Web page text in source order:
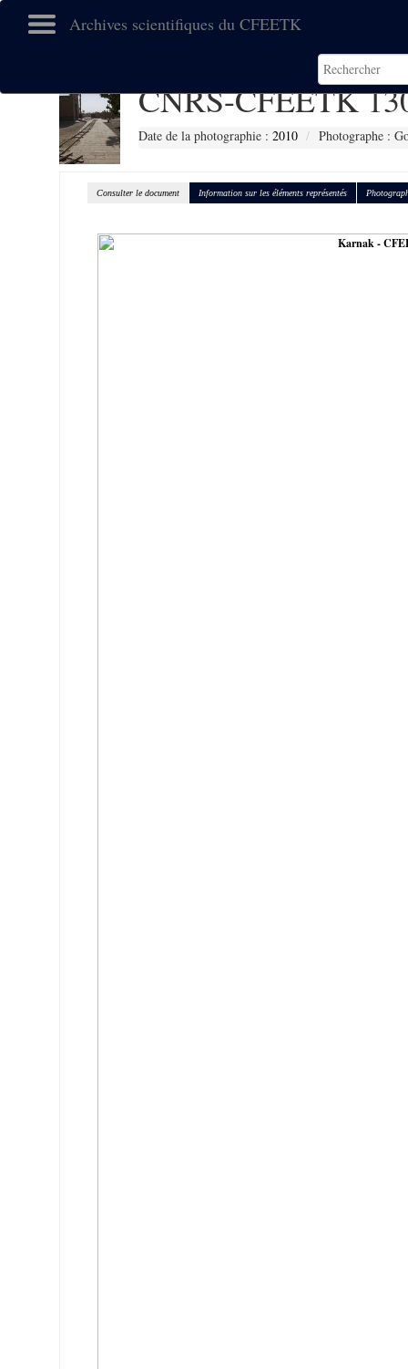
Archives scientifiques du CFEETK
CNRS-CFEETK
Date de la photographie : 2010 Photographe :
Consulter le document Information sur les éléments représentés